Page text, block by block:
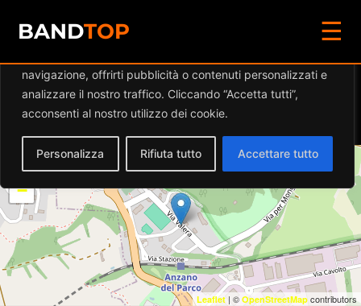
Diamo valore alla tua privacy
navigazione, offrirti pubblicità o contenuti personalizzati e
analizzare il nostro traffico. Cliccando “Accetta tutti”,
acconsenti al nostro utilizzo dei cookie.
Personalizza Rifiuta tutto Accettare tutto
BANDTOP
☰
Eventi aCAFÉ DEGLI
ARTISTI
+
−
Leaflet | © OpenStreetMap contributors